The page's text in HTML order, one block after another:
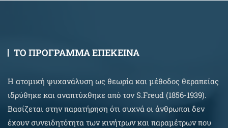
ΤΟ ΠΡΟΓΡΑΜΜΑ ΕΠΕΚΕΙΝΑ
Η ατομική ψυχανάλυση ως θεωρία και μέθοδος θεραπείας
ιδρύθηκε και αναπτύχθηκε από τον S.Freud (1856-1939).
Βασίζεται στην παρατήρηση ότι συχνά οι άνθρωποι δεν
έχουν συνειδητότητα των κινήτρων και παραμέτρων που